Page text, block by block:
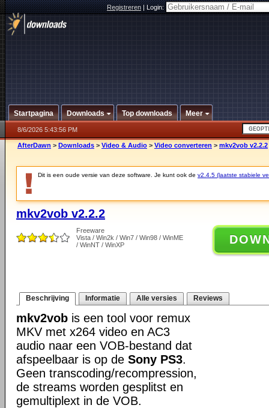
Registreren|Login:
Startpagina Downloads Top downloads Meer
8/6/2026 5:43:56 PM
AfterDawn > Downloads > Video & Audio > Video converteren > mkv2vob v2.2.2
Dit is een oude versie van deze software. Je kunt ook de v2.4.5 (laatste stabiele
mkv2vob v2.2.2
Freeware
Vista / Win2k / Win7 / Win98 / WinME
/ WinNT / WinXP
Beschrijving Informatie Alle versies Reviews
mkv2vob is een tool voor remux
MKV met x264 video en AC3
audio naar een VOB-bestand dat
afspeelbaar is op de Sony PS3.
Geen transcoding/recompression,
de streams worden gesplitst en
gemultiplext in de VOB.